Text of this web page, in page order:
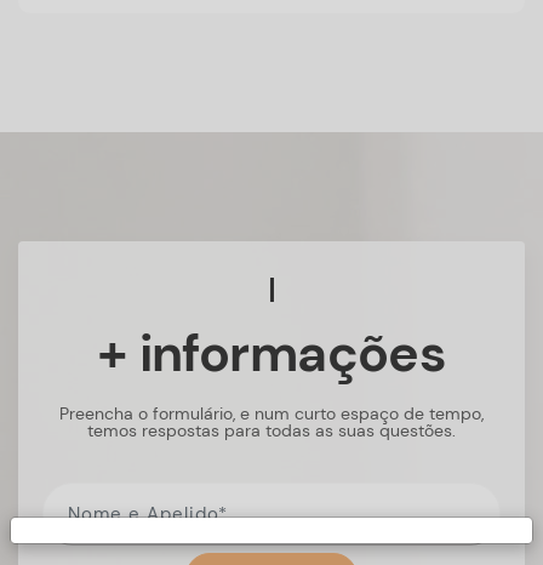
+ informações
Preencha o formulário, e num curto espaço de tempo,
temos respostas para todas as suas questões.